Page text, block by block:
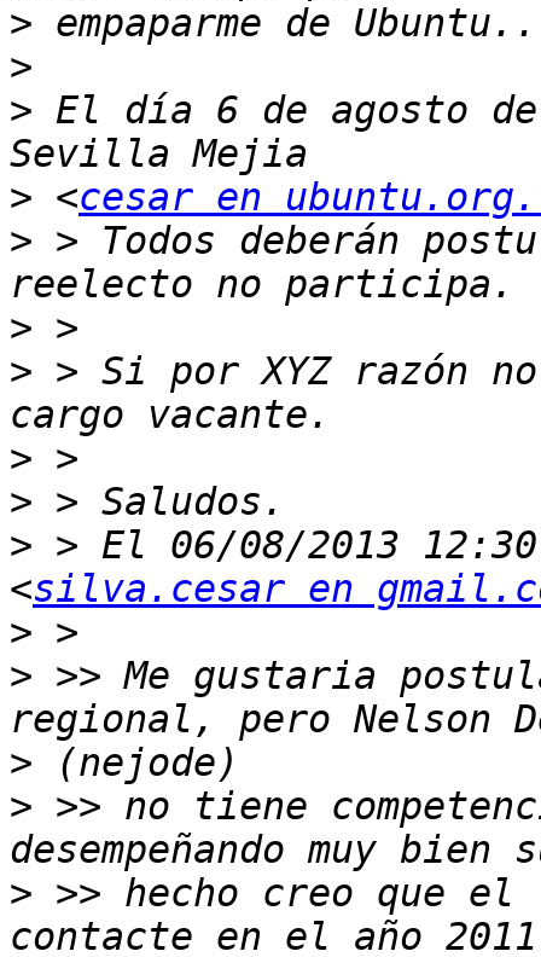
>
>
> El día 6 de agosto
> <cesar en
> > Todos deberán
>
> > Si por XYZ razón
>
>
> > El 06/08/2013
<silva.cesar en
>
> >> Me gustaria
>
> >> no tiene
> >> hecho creo que